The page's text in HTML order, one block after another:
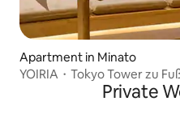
Apartment in Minato
YOIRIA・Tokyo Tower zu
verfügbar, in der Nähe des
zu beiden Flughäfen,
Private